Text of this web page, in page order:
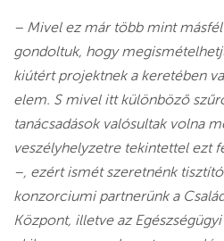
– Mivel ez már több mint
gondoltuk, hogy
kiútért projektnek a keretében
elem. S mivel itt különböző
tanácsadások valósultak volna
veszélyhelyzetre tekintettel ezt
–, ezért ismét szeretnénk
konzorciumi partnerünk a
Központ, illetve az